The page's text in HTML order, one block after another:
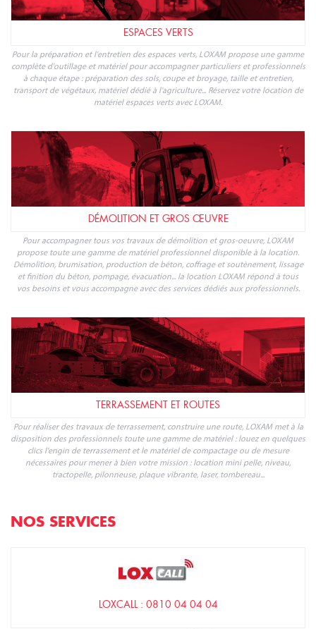
ESPACES VERTS
Pour la préparation et l'entretien des espaces verts, LOXAM propose une gamme
complète d'outillage et matériel pour accompagner particuliers et professionnels
à chaque étape : préparation des sols, coupe et broyage, taille et entretien,
transport de végétaux, matériel dédié à l'agriculture... Réservez votre location de
matériel espaces verts avec LOXAM.
DÉMOLITION ET GROS ŒUVRE
Pour accompagner tous vos travaux de démolition et gros-oeuvre, LOXAM
propose toute une gamme de matériel professionnel disponible à la location.
Démolition, brumisation, production de béton, coffrage et soutènement, lissage
et finition du béton, pompage, évacuation... la location LOXAM répond à tous
vos besoins et vous accompagne avec des services dédiés aux professionnels.
TERRASSEMENT ET ROUTES
Pour réaliser des travaux de terrassement, construire une route, LOXAM met à la
disposition des professionnels toute une gamme de matériel : louez en quelques
clics l'engin de terrassement et le matériel de compactage ou de mesure
nécessaires pour mener à bien votre mission : location mini pelle, niveau,
tractopelle, pilonneuse, plaque vibrante, laser, tombereau...
NOS SERVICES
LOXCALL : 0810 04 04 04